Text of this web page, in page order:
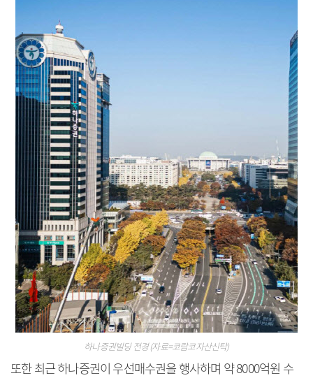
하나증권빌딩 전경 (자료=코람코자산신탁)
또한 최근 하나증권이 우선매수권을 행사하며 약 8000억원 수